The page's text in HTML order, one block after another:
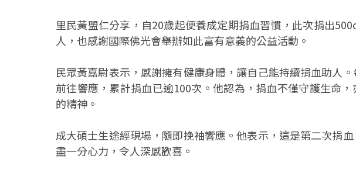
里民黃盟仁分享，自20歲起便養成定期捐血習慣，此次捐出
人，也感謝國際佛光會舉辦如此富有意義的公益活動。
民眾黃嘉尉表示，感謝擁有健康身體，讓自己能持續捐血助人
前往響應，累計捐血已逾100次。他認為，捐血不僅守護生命
的精神。
成大碩士生途經現場，隨即挽袖響應。他表示，這是第二次捐
盡一分心力，令人深感歡喜。